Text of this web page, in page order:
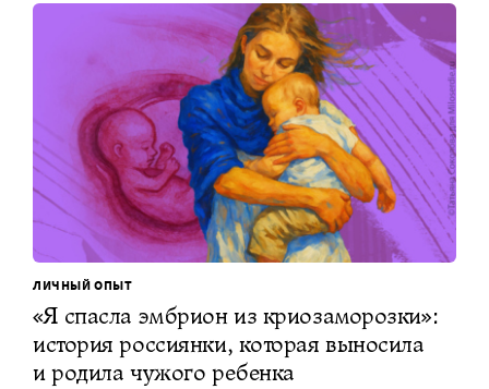
ЛИЧНЫЙ ОПЫТ
«Я спасла эмбрион из криозаморозки»:
история россиянки, которая выносила
и родила чужого ребенка